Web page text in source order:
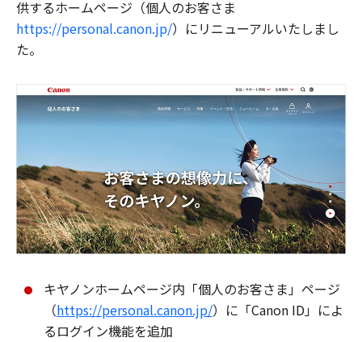
供するホームページ（個人のお客さま
https://personal.canon.jp/）にリニューアルいたしまし
た。
キヤノンホームページ内「個人のお客さま」ページ
（https://personal.canon.jp/）に「Canon ID」によ
るログイン機能を追加